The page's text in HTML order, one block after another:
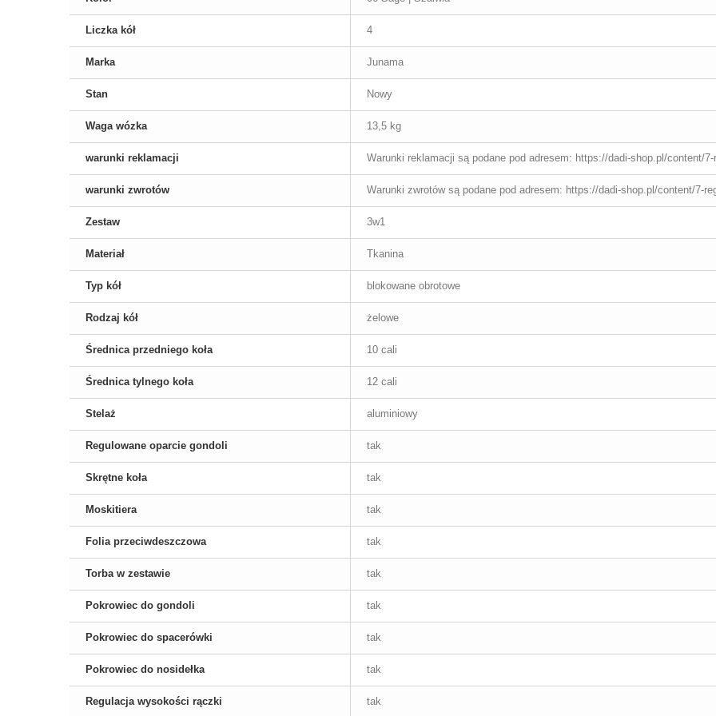
Liczka kół 4
Marka Junama
Stan Nowy
Waga wózka 13,5 kg
warunki reklamacji Warunki reklamacji są podane pod adresem: https://dadi-shop.pl/content/7-
warunki zwrotów Warunki zwrotów są podane pod adresem: https://dadi-shop.pl/content/7-
Zestaw 3w1
Materiał Tkanina
Typ kół blokowane obrotowe
Rodzaj kół żelowe
Średnica przedniego koła 10 cali
Średnica tylnego koła 12 cali
Stelaż aluminiowy
Regulowane oparcie gondoli tak
Skrętne koła tak
Moskitiera tak
Folia przeciwdeszczowa tak
Torba w zestawie tak
Pokrowiec do gondoli tak
Pokrowiec do spacerówki tak
Pokrowiec do nosidełka tak
Regulacja wysokości rączki tak